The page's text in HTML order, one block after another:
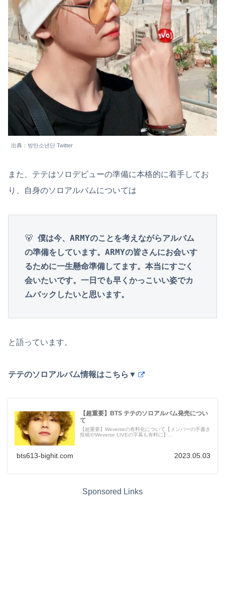
出典：방탄소년단 Twitter
また、テテはソロデビューの準備に本格的に着手してお
り、自身のソロアルバムについては
🐻 僕は今、ARMYのことを考えながらアルバム
の準備をしています。ARMYの皆さんにお会いす
るために一生懸命準備してます。本当にすごく
会いたいです。一日でも早くかっこいい姿でカ
ムバックしたいと思います。
と語っています。
テテのソロアルバム情報はこちら▼
【超重要】BTS テテのソロアルバム発売につい
て
【超重要】Weverseの有料化について【メンバーの手書き
投稿やWeverse LIVEの字幕も有料に】...
bts613-bighit.com 2023.05.03
Sponsored Links